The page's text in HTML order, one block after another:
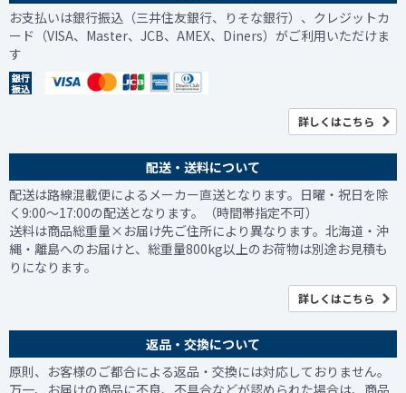
お支払いは銀行振込（三井住友銀行、りそな銀行）、クレジットカ
ード（VISA、Master、JCB、AMEX、Diners）がご利用いただけま
す
詳しくはこちら
配送・送料について
配送は路線混載便によるメーカー直送となります。日曜・祝日を除
く9:00～17:00の配送となります。（時間帯指定不可）
送料は商品総重量×お届け先ご住所により異なります。北海道・沖
縄・離島へのお届けと、総重量800kg以上のお荷物は別途お見積も
りになります。
詳しくはこちら
返品・交換について
原則、お客様のご都合による返品・交換には対応しておりません。
万一、お届けの商品に不良、不具合などが認められた場合は、商品